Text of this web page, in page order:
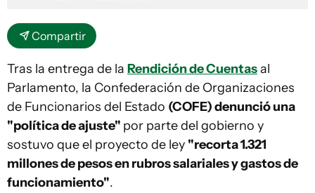
Compartir
Tras la entrega de la Rendición de Cuentasal
Parlamento, la Confederación de Organizaciones
de Funcionarios del Estado (COFE) denunció una
"política de ajuste" por parte del gobierno y
sostuvo que el proyecto de ley "recorta 1.321
millones de pesos en rubros salariales y gastos de
funcionamiento".